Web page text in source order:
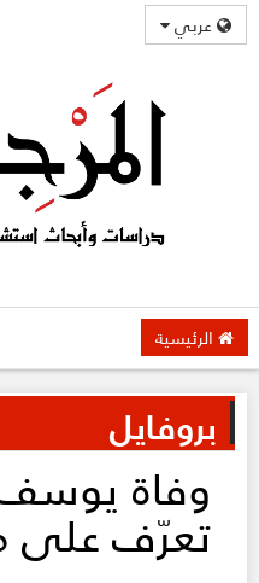
عربي
الرئيسية
بروفايل
وفاة
تعرّف على